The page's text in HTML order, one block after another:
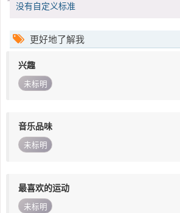
没有自定义标准
更好地了解我
兴趣
未标明
音乐品味
未标明
最喜欢的运动
未标明